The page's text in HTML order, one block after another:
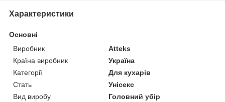
Характеристики
Основні
Виробник
Atteks
Країна виробник
Україна
Категорії
Для кухарів
Стать
Унісекс
Вид виробу
Головний убір